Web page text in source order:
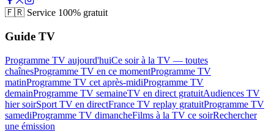
🇫🇷 Service 100% gratuit
Guide TV
Programme TV aujourd'huiCe soir à la TV — toutes
chaînesProgramme TV en ce momentProgramme TV
matinProgramme TV cet après-midiProgramme TV
demainProgramme TV semaineTV en direct gratuitAudiences TV
hier soirSport TV en directFrance TV replay gratuitProgramme TV
samediProgramme TV dimancheFilms à la TV ce soirRechercher
une émission